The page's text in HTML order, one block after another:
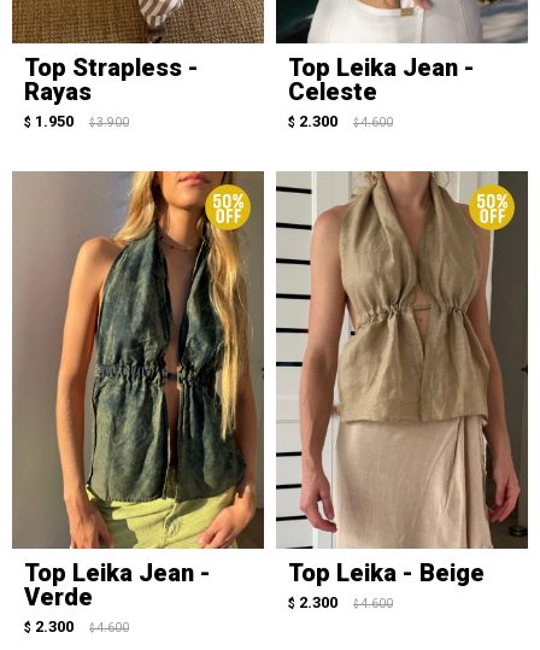
Top Strapless -
Rayas
$ 1.950 $ 3.900
Top Leika Jean -
Celeste
$ 2.300 $ 4.600
Top Leika Jean -
Verde
$ 2.300 $ 4.600
Top Leika - Beige
$ 2.300 $ 4.600